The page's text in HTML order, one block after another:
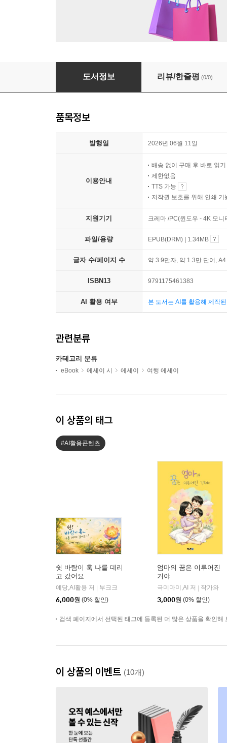
기차로 떠나는 일본 일주
도서정보 리뷰/한줄평 (0/0)
품목정보
발행일 2026년 06월 11일
이용안내
배송 없이 구매 후 바로 읽기
제한없음
TTS 가능
저작권 보호를 위해 인쇄 기
지원기기 크레마 /PC(윈도우 - 4K 모
파일/용량 EPUB(DRM) | 1.34MB
글자 수/페이지 수 약 3.9만자, 약 1.3만 단어,
ISBN13 9791175461383
AI 활용 여부 본 도서는 AI를 활용해 제작
관련분류
카테고리 분류
eBook 에세이 시 에세이 여행 에세이
이 상품의 태그
#AI활용콘텐츠
쉿 바람이 훅 나를 데리
고 갔어요
예당,AI활용 저
부크크
6,000원 (0% 할인)
엄마의 꿈은 이루어진
거야
극미마미,AI 저
작가와
3,000원 (0% 할인)
검색 페이지에서 선택된 태그에 등록된 더 많은 상품을 확인해
이 상품의 이벤트 (10개)